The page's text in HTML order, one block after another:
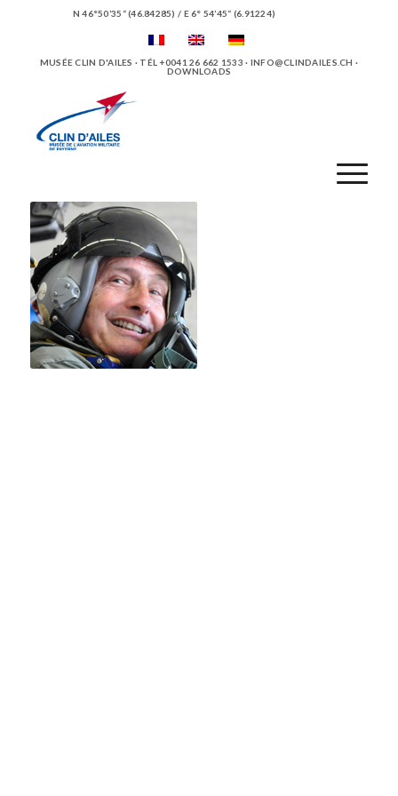
N 46°50’35“ (46.84285) / E 6° 54’45“ (6.91224)
MUSÉE CLIN D'AILES · TÉL +0041 26 662 1533 · INFO@CLINDAILES.CH ·
DOWNLOADS